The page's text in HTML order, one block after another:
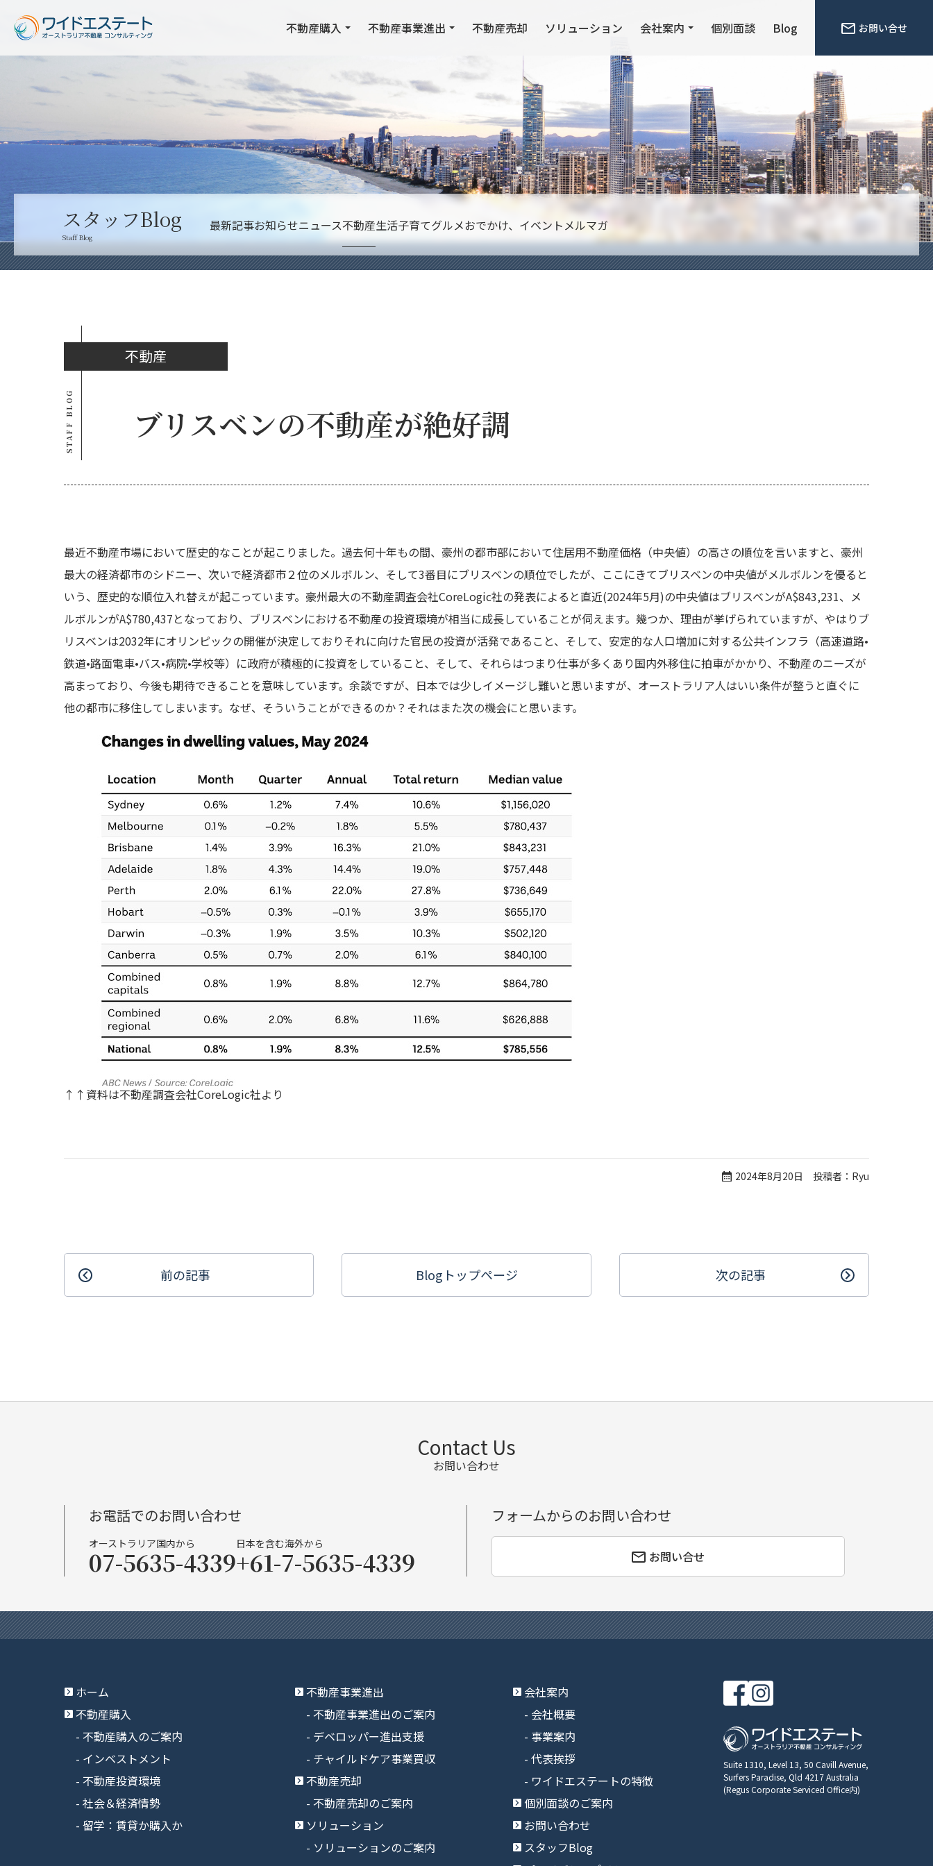
不動産購入 不動産事業進出 不動産売却 ソリューション 会社案内 個別面談 Blog お問い合せ
スタッフBlog
Staff Blog
最新記事お知らせニュース不動産生活子育てグルメおでかけ、イベント メルマガ
不動産
STAFF BLOG ブリスベンの不動産が絶好調
最近不動産市場において歴史的なことが起こりました。過去何十年もの間、豪州の都市部において住居用不動産価格（中央値）の高さの順位を言いますと、豪州
最大の経済都市のシドニー、次いで経済都市２位のメルボルン、そして3番目にブリスベンの順位でしたが、ここにきてブリスベンの中央値がメルボルンを優ると
いう、歴史的な順位入れ替えが起こっています。豪州最大の不動産調査会社CoreLogic社の発表によると直近(2024年5月)の中央値はブリスベンがA$843,231、メ
ルボルンがA$780,437となっており、ブリスベンにおける不動産の投資環境が相当に成長していることが伺えます。幾つか、理由が挙げられていますが、やはりブ
リスベンは2032年にオリンピックの開催が決定しておりそれに向けた官民の投資が活発であること、そして、安定的な人口増加に対する公共インフラ（高速道路•
鉄道•路面電車•バス•病院•学校等）に政府が積極的に投資をしていること、そして、それらはつまり仕事が多くあり国内外移住に拍車がかかり、不動産のニーズが
高まっており、今後も期待できることを意味しています。余談ですが、日本では少しイメージし難いと思いますが、オーストラリア人はいい条件が整うと直ぐに
他の都市に移住してしまいます。なぜ、そういうことができるのか？それはまた次の機会にと思います。
↑↑資料は不動産調査会社CoreLogic社より
2024年8月20日 投稿者：Ryu
前の記事 Blogトップページ 次の記事
Contact Us
お問い合わせ
お電話でのお問い合わせ
オーストラリア国内から
07-5635-4339
日本を含む海外から
+61-7-5635-4339
フォームからのお問い合わせ
お問い合せ
ホーム
不動産購入
不動産購入のご案内
インベストメント
不動産投資環境
社会＆経済情勢
留学：賃貸か購入か
不動産事業進出
不動産事業進出のご案内
デベロッパー進出支援
チャイルドケア事業買収
不動産売却
不動産売却のご案内
ソリューション
ソリューションのご案内
会社案内
会社概要
事業案内
代表挨拶
ワイドエステートの特徴
個別面談のご案内
お問い合わせ
スタッフBlog
Suite 1310, Level 13, 50 Cavill Avenue,
Surfers Paradise, Qld 4217 Australia
(Regus Corporate Serviced Office内)